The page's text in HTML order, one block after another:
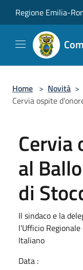
Regione Emilia-
Home > Novità >
Cervia ospite
Cervia
al
di
Il sindaco e la
l’Ufficio
Italiano
Data :